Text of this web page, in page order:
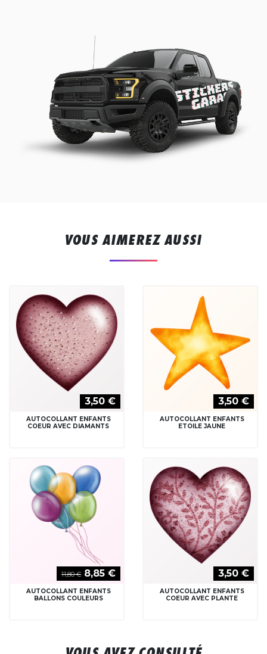
VOUS AIMEREZ AUSSI
3,50 €
AUTOCOLLANT ENFANTS
COEUR AVEC DIAMANTS
3,50 €
AUTOCOLLANT ENFANTS
ETOILE JAUNE
11,80 € 8,85 €
AUTOCOLLANT ENFANTS
BALLONS COULEURS
3,50 €
AUTOCOLLANT ENFANTS
COEUR AVEC PLANTE